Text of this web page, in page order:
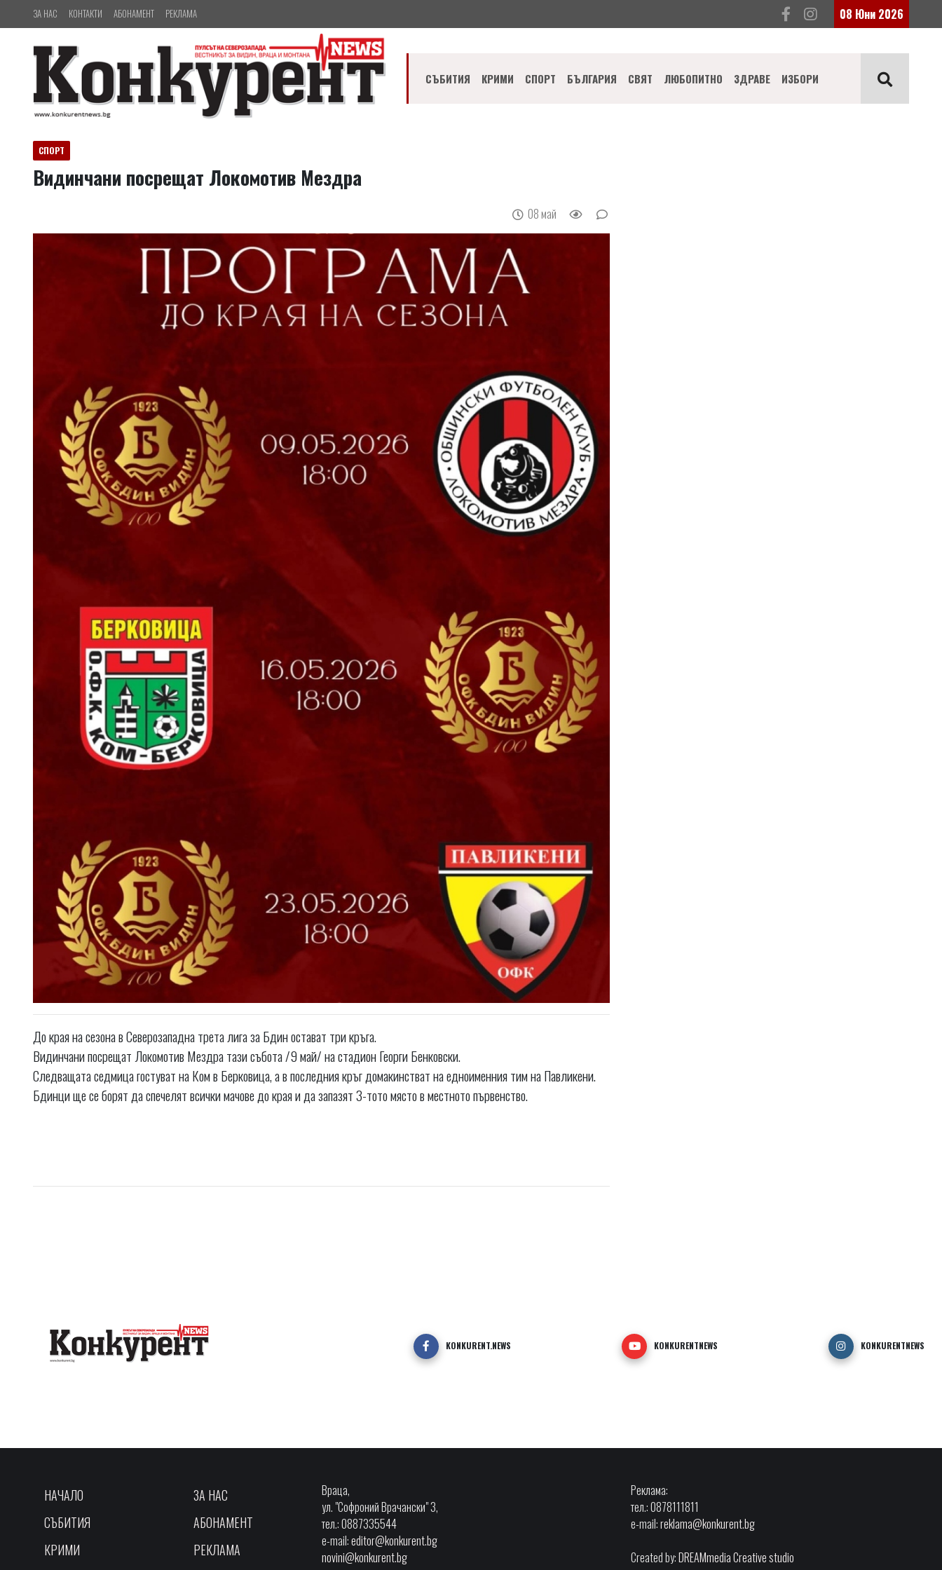
ЗА НАС КОНТАКТИ АБОНАМЕНТ РЕКЛАМА 08 Юни 2026
СЪБИТИЯ КРИМИ СПОРТ БЪЛГАРИЯ СВЯТ ЛЮБОПИТНО ЗДРАВЕ ИЗБОРИ
СПОРТ
Видинчани посрещат Локомотив Мездра
08 май
До края на сезона в Северозападна трета лига за Бдин остават три кръга.
Видинчани посрещат Локомотив Мездра тази събота /9 май/ на стадион Георги Бенковски.
Следващата седмица гостуват на Ком в Берковица, а в последния кръг домакинстват на едноименния тим на Павликени.
Бдинци ще се борят да спечелят всички мачове до края и да запазят 3-тото място в местното първенство.
KONKURENT.NEWS KONKURENTNEWS KONKURENTNEWS
НАЧАЛО
СЪБИТИЯ
КРИМИ
ЗА НАС
АБОНАМЕНТ
РЕКЛАМА
Враца,
ул. "Софроний Врачански" 3,
тел.: 0887335544
e-mail:editor@konkurent.bg
novini@konkurent.bg
Реклама:
тел.: 0878111811
e-mail:reklama@konkurent.bg
Created by:DREAMmedia Creative studio